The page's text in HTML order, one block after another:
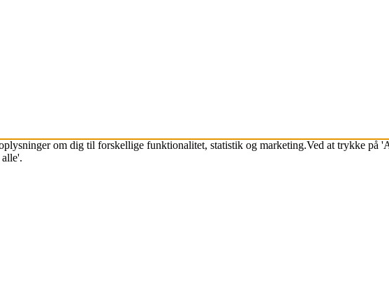
om dig til forskellige funktionalitet, statistik og marketing.Ved at trykke på